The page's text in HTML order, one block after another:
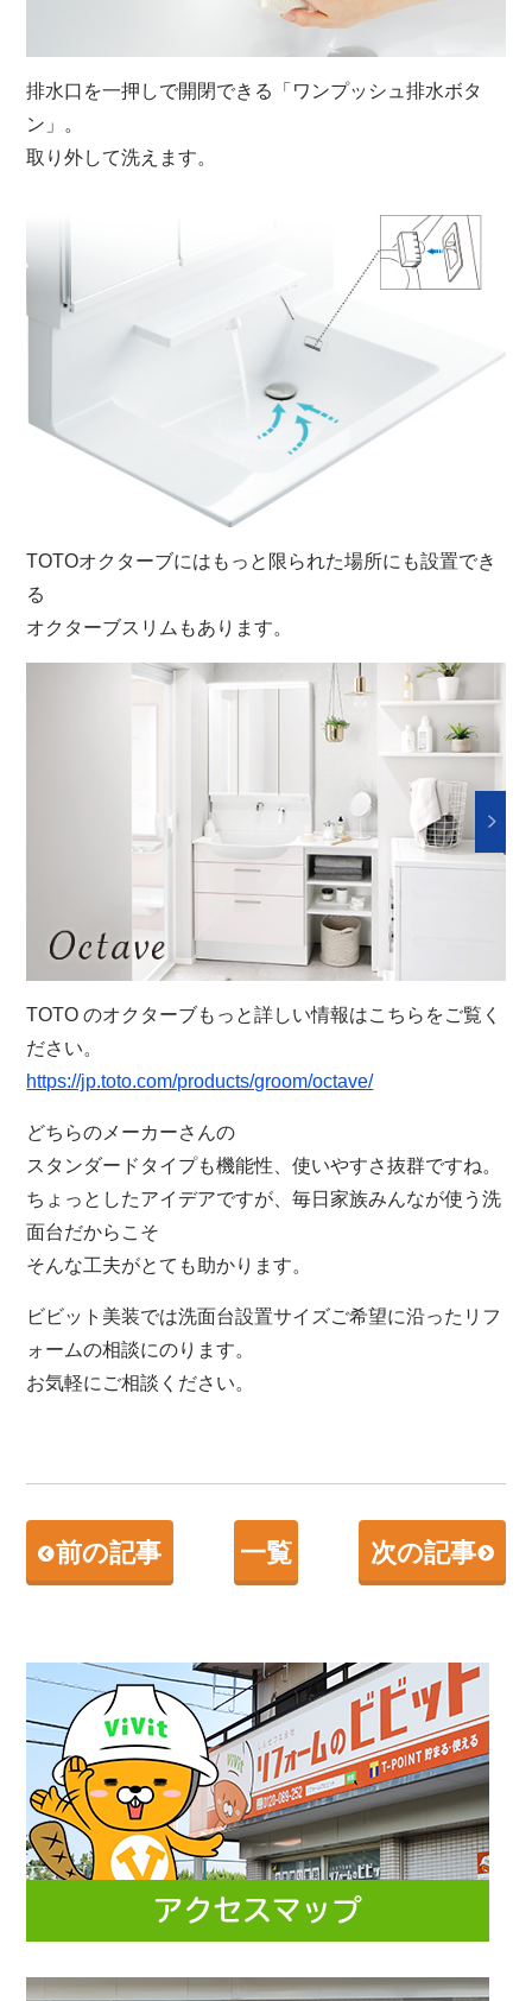
排水口を一押しで開閉できる「ワンプッシュ排水ボタ
ン」。
取り外して洗えます。
TOTOオクターブにはもっと限られた場所にも設置でき
る
オクターブスリムもあります。
TOTO のオクターブもっと詳しい情報はこちらをご覧く
ださい。
https://jp.toto.com/products/groom/octave/
どちらのメーカーさんの
スタンダードタイプも機能性、使いやすさ抜群ですね。
ちょっとしたアイデアですが、毎日家族みんなが使う洗
面台だからこそ
そんな工夫がとても助かります。
ビビット美装では洗面台設置サイズご希望に沿ったリフ
ォームの相談にのります。
お気軽にご相談ください。
前の記事 一覧 次の記事